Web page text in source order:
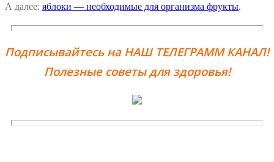
А далее: яблоки — необходимые для организма фрукты.
Подписывайтесь на НАШ ТЕЛЕГРАММ КАНАЛ!
Полезные советы для здоровья!